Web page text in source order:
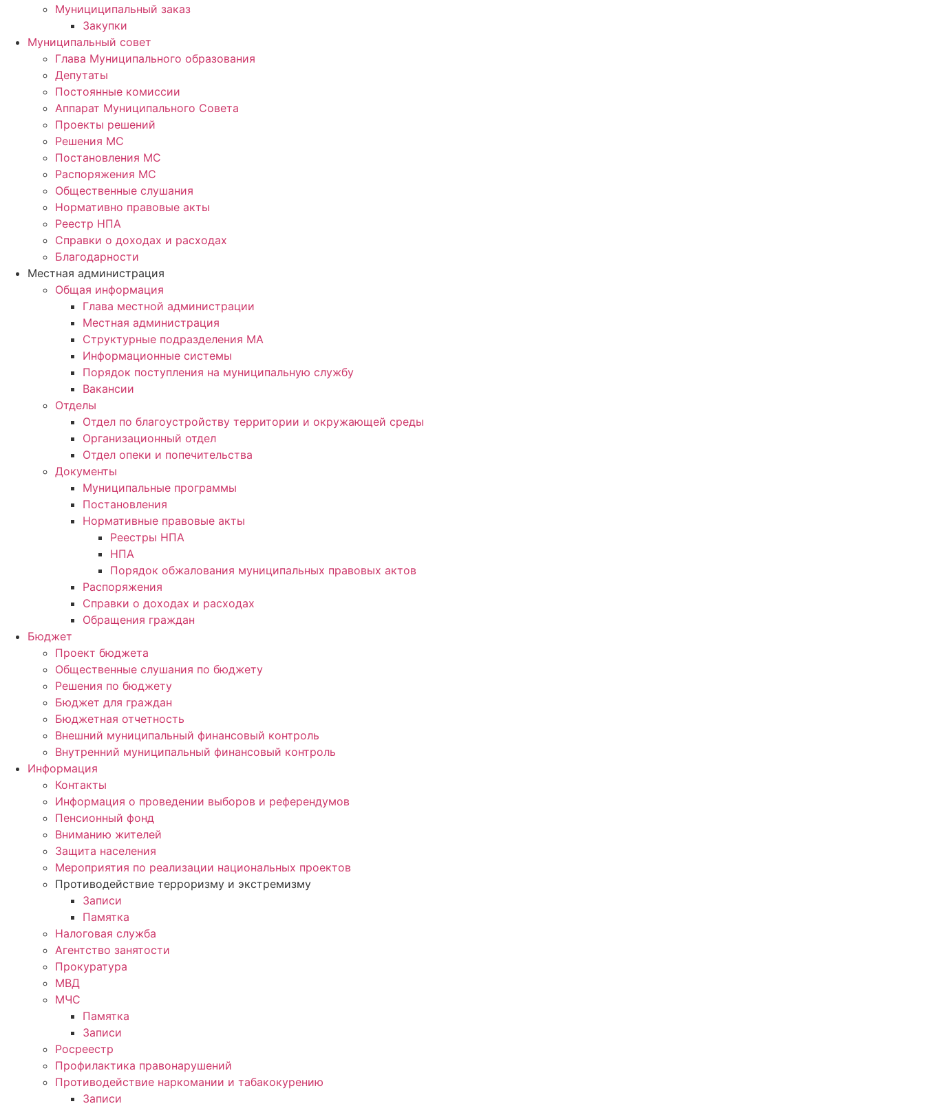
Мунициципальный заказ
Закупки
Муниципальный совет
Глава Муниципального образования
Депутаты
Постоянные комиссии
Аппарат Муниципального Совета
Проекты решений
Решения МС
Постановления МС
Распоряжения МС
Общественные слушания
Нормативно правовые акты
Реестр НПА
Справки о доходах и расходах
Благодарности
Местная администрация
Общая информация
Глава местной администрации
Местная администрация
Структурные подразделения МА
Информационные системы
Порядок поступления на муниципальную службу
Вакансии
Отделы
Отдел по благоустройству территории и окружающей среды
Организационный отдел
Отдел опеки и попечительства
Документы
Муниципальные программы
Постановления
Нормативные правовые акты
Реестры НПА
НПА
Порядок обжалования муниципальных правовых актов
Распоряжения
Справки о доходах и расходах
Обращения граждан
Бюджет
Проект бюджета
Общественные слушания по бюджету
Решения по бюджету
Бюджет для граждан
Бюджетная отчетность
Внешний муниципальный финансовый контроль
Внутренний муниципальный финансовый контроль
Информация
Контакты
Информация о проведении выборов и референдумов
Пенсионный фонд
Вниманию жителей
Защита населения
Мероприятия по реализации национальных проектов
Противодействие терроризму и экстремизму
Записи
Памятка
Налоговая служба
Агентство занятости
Прокуратура
МВД
МЧС
Памятка
Записи
Росреестр
Профилактика правонарушений
Противодействие наркомании и табакокурению
Записи